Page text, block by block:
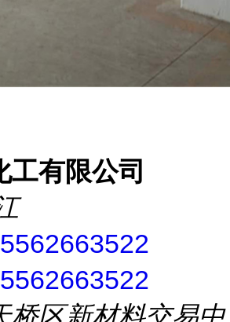
工有限公司
桥区新材料交易中